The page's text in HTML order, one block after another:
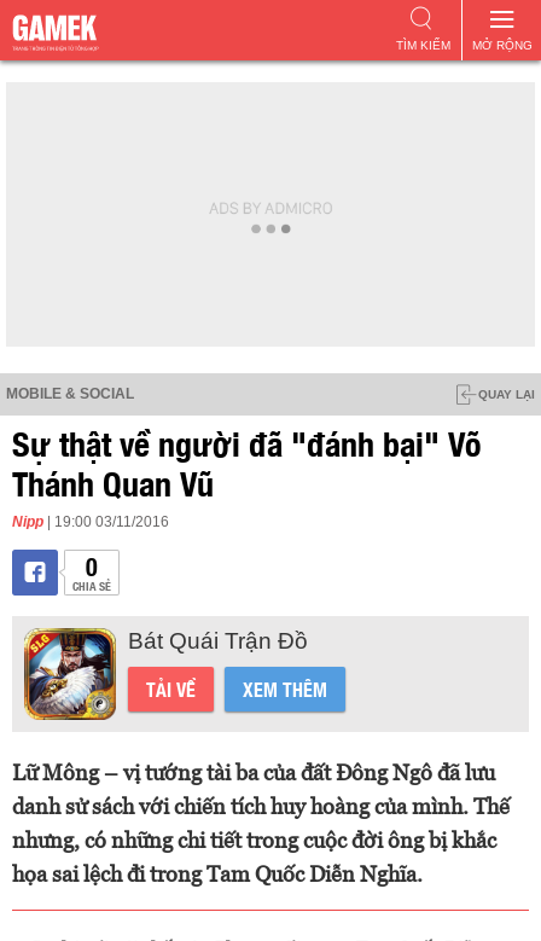
MỞ RỘNG
TÌM KIẾM
MOBILE & SOCIAL QUAY LẠI
Sự thật về người đã "đánh bại" Võ
Thánh Quan Vũ
Nipp | 19:00 03/11/2016
0
CHIA SẺ
Bát Quái Trận Đồ
TẢI VỀ XEM THÊM
Lữ Mông – vị tướng tài ba của đất Đông Ngô đã lưu
danh sử sách với chiến tích huy hoàng của mình. Thế
nhưng, có những chi tiết trong cuộc đời ông bị khắc
họa sai lệch đi trong Tam Quốc Diễn Nghĩa.